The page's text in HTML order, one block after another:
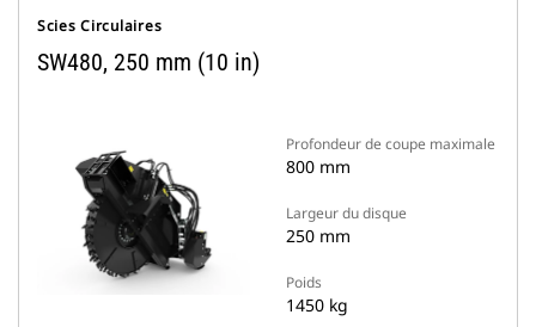
Scies Circulaires
SW480, 250 mm (10 in)
Profondeur de coupe maximale
800 mm
Largeur du disque
250 mm
Poids
1450 kg